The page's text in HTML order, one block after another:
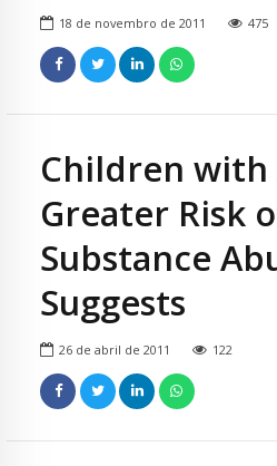
18 de novembro de 2011 475
Children with
Greater Risk
Substance
Suggests
26 de abril de 2011 122